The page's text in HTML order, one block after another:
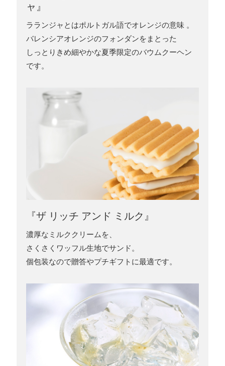
ャ』
ラランジャとはポルトガル語でオレンジの意味 。
バレンシアオレンジのフォンダンをまとった
しっとりきめ細やかな夏季限定のバウムクーヘン
です。
『ザ リッチ アンド ミルク』
濃厚なミルククリームを、
さくさくワッフル生地でサンド。
個包装なので贈答やプチギフトに最適です。